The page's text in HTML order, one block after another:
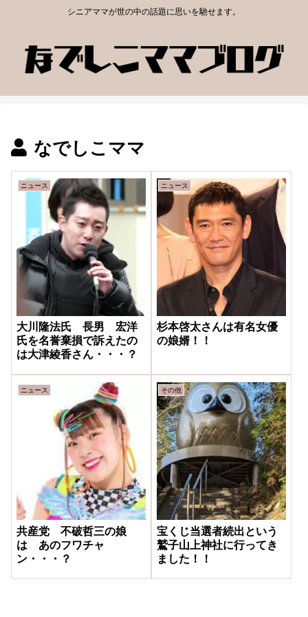
シニアママが世の中の話題に思いを馳せます。
なでしこママ
ニュース
大川隆法氏 長男 宏洋
氏を名誉棄損で訴えたの
は大津綾香さん・・・？
ニュース
杉本啓太さんは有名女優
の娘婿！！
ニュース
共産党 不破哲三の娘
は あのフワチャ
ン・・・？
その他
宝くじ当選者続出という
鷲子山上神社に行ってき
ました！！